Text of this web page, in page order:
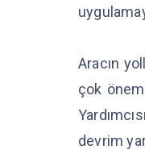
Aracın
çok
devrim